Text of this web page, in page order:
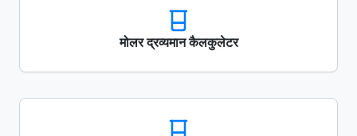
मोलर द्रव्यमान कैलकुलेटर